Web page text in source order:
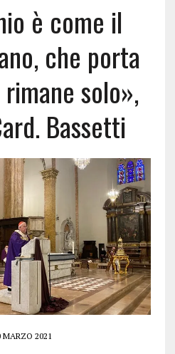
è come il
che porta
solo»,
Bassetti
MARZO 2021